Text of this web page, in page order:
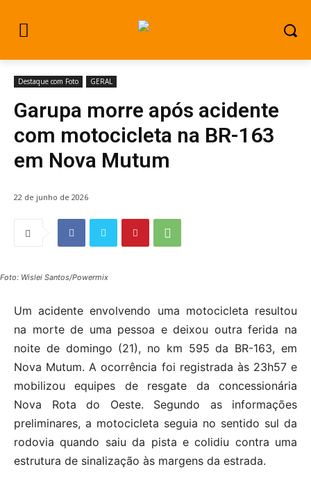
Destaque com Foto GERAL
Garupa morre após acidente
com motocicleta na BR-163
em Nova Mutum
22 de junho de 2026
Foto: Wislei Santos/Powermix
Um acidente envolvendo uma motocicleta resultou
na morte de uma pessoa e deixou outra ferida na
noite de domingo (21), no km 595 da BR-163, em
Nova Mutum. A ocorrência foi registrada às 23h57 e
mobilizou equipes de resgate da concessionária
Nova Rota do Oeste. Segundo as informações
preliminares, a motocicleta seguia no sentido sul da
rodovia quando saiu da pista e colidiu contra uma
estrutura de sinalização às margens da estrada.